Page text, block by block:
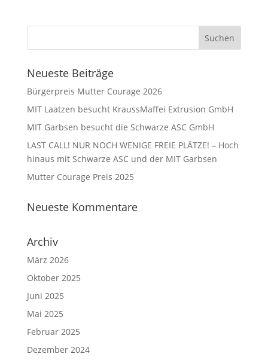
Neueste Beiträge
Bürgerpreis Mutter Courage 2026
MIT Laatzen besucht KraussMaffei Extrusion GmbH
MIT Garbsen besucht die Schwarze ASC GmbH
LAST CALL! NUR NOCH WENIGE FREIE PLÄTZE! – Hoch
hinaus mit Schwarze ASC und der MIT Garbsen
Mutter Courage Preis 2025
Neueste Kommentare
Archiv
März 2026
Oktober 2025
Juni 2025
Mai 2025
Februar 2025
Dezember 2024